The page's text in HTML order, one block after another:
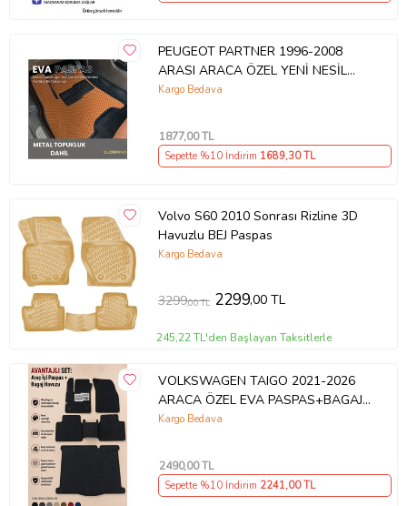
Kendine Özel Kutusu Mevcuttur:
sunulmaktadır. Bu kutu, paspasların ilk günkü gibi temiz ve güvenli
bir şekilde saklanmasına imkan verir. Ayrıca, ihtiyaç halinde
taşımayı kolaylaştırır.
PEUGEOT PARTNER 1996-2008
ARASI ARACA ÖZEL YENİ NESİL
EVA MAT OTO PASPAS HAVUZLU
Kargo Bedava
1877,00 TL
Sepette %10 İndirim 1689,30 TL
Volvo S60 2010 Sonrası Rizline 3D
Havuzlu BEJ Paspas
Kargo Bedava
3299,00 TL 2299,00 TL
245,22 TL'den Başlayan Taksitlerle
VOLKSWAGEN TAIGO 2021-2026
ARACA ÖZEL EVA PASPAS+BAGAJ
HAVUZU (KAMPANYALI SET)
Kargo Bedava
2490,00 TL
Sepette %10 İndirim 2241,00 TL